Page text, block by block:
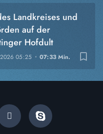
bookmark_border
202605:25 07:33 Min.
Landkreises und
auf der
Hofdult